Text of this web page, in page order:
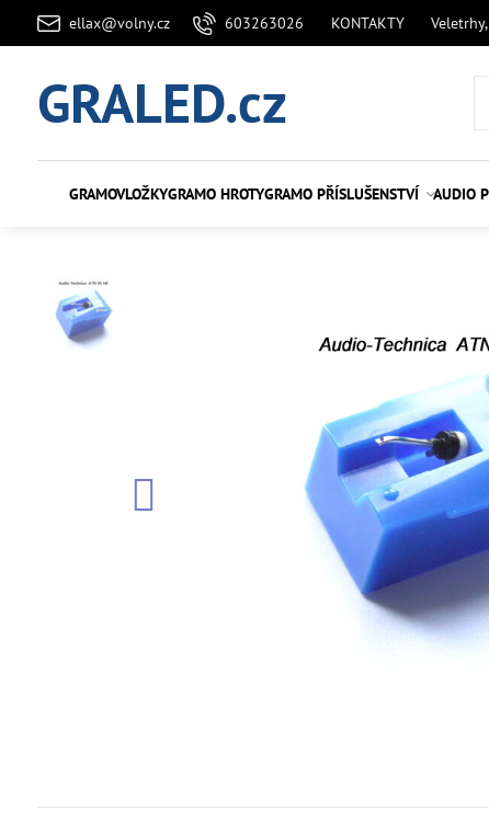
ellax@volny.cz 603263026 KONTAKTY
GRALED.cz
GRAMOVLOŽKYGRAMO HROTYGRAMO PŘÍSLUŠENSTVÍ AUDIO